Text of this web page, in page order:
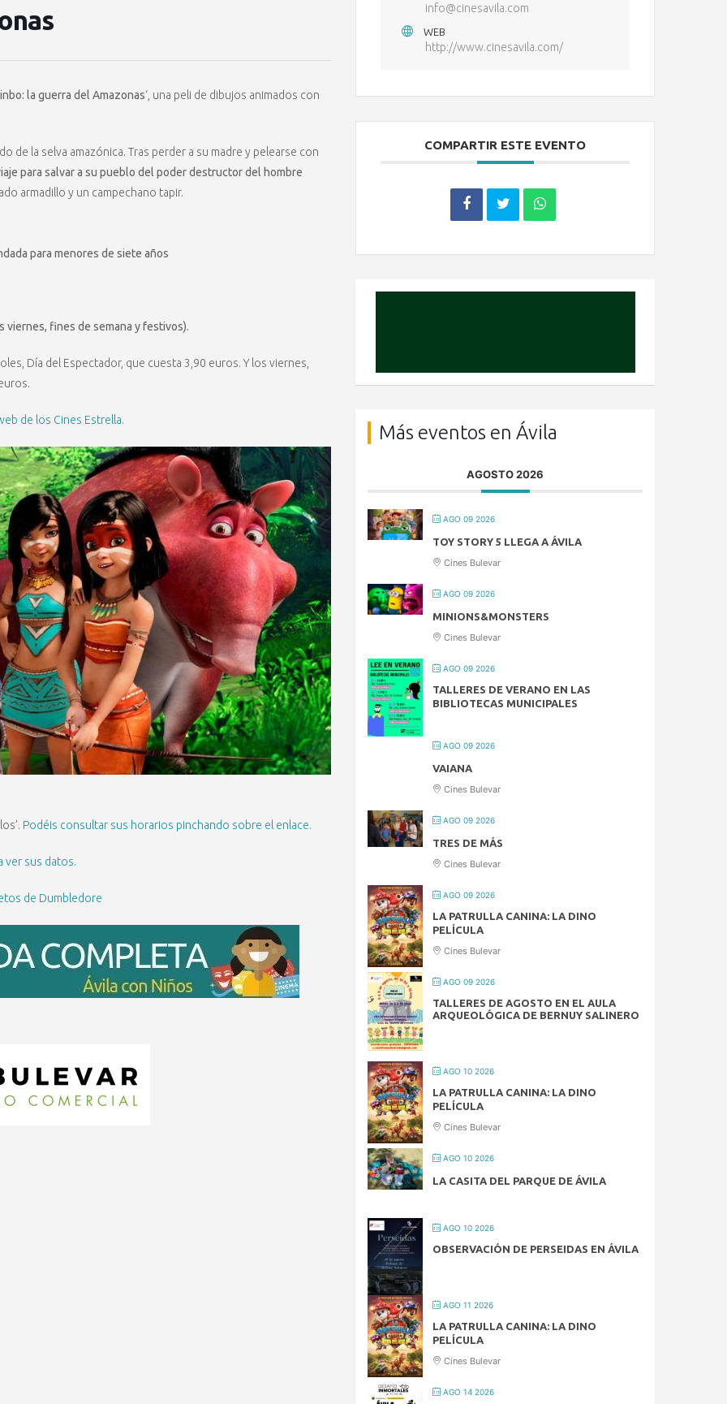
la guerra del Amazonas‘, una peli de dibujos animados con
de la selva amazónica. Tras perder a su madre y pelearse con
para salvar a su pueblo del poder destructor del hombre
armadillo y un campechano tapir.
para menores de siete años
viernes, fines de semana y festivos).
Día del Espectador, que cuesta 3,90 euros. Y los viernes,
de los Cines Estrella.
Podéis consultar sus horarios pinchando sobre el enlace.
ver sus datos.
de Dumbledore
info@cinesavila.com
WEB
http://www.cinesavila.com/
COMPARTIR ESTE EVENTO
Más eventos en Ávila
AGOSTO 2026
AGO 09 2026
TOY STORY 5 LLEGA A ÁVILA
Cines Bulevar
AGO 09 2026
MINIONS&MONSTERS
Cines Bulevar
AGO 09 2026
TALLERES DE VERANO EN LAS
BIBLIOTECAS MUNICIPALES
AGO 09 2026
VAIANA
Cines Bulevar
AGO 09 2026
TRES DE MÁS
Cines Bulevar
AGO 09 2026
LA PATRULLA CANINA: LA DINO
PELÍCULA
Cines Bulevar
AGO 09 2026
TALLERES DE AGOSTO EN EL AULA
ARQUEOLÓGICA DE BERNUY SALINERO
AGO 10 2026
LA PATRULLA CANINA: LA DINO
PELÍCULA
Cines Bulevar
AGO 10 2026
LA CASITA DEL PARQUE DE ÁVILA
AGO 10 2026
OBSERVACIÓN DE PERSEIDAS EN ÁVILA
AGO 11 2026
LA PATRULLA CANINA: LA DINO
PELÍCULA
Cines Bulevar
AGO 14 2026